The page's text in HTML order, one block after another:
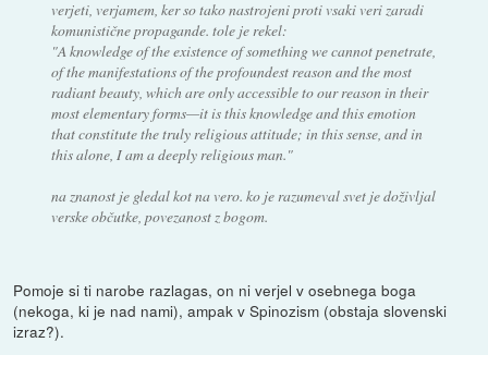
verjeti, verjamem, ker so tako nastrojeni proti vsaki veri zaradi
komunistične propagande. tole je rekel:
"A knowledge of the existence of something we cannot penetrate,
of the manifestations of the profoundest reason and the most
radiant beauty, which are only accessible to our reason in their
most elementary forms—it is this knowledge and this emotion
that constitute the truly religious attitude; in this sense, and in
this alone, I am a deeply religious man."
na znanost je gledal kot na vero. ko je razumeval svet je doživljal
verske občutke, povezanost z bogom.
Pomoje si ti narobe razlagas, on ni verjel v osebnega boga
(nekoga, ki je nad nami), ampak v Spinozism (obstaja slovenski
izraz?).